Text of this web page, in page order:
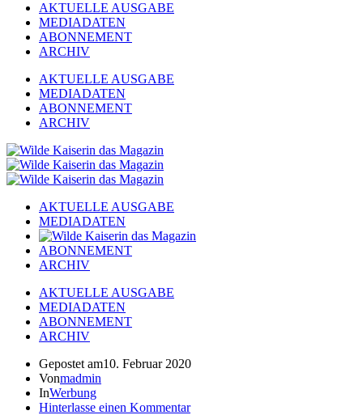
AKTUELLE AUSGABE
MEDIADATEN
ABONNEMENT
ARCHIV
AKTUELLE AUSGABE
MEDIADATEN
ABONNEMENT
ARCHIV
AKTUELLE AUSGABE
MEDIADATEN
ABONNEMENT
ARCHIV
AKTUELLE AUSGABE
MEDIADATEN
ABONNEMENT
ARCHIV
Gepostet am10. Februar 2020
Vonmadmin
InWerbung
Hinterlasse einen Kommentar